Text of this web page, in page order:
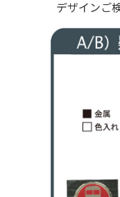
デザインご